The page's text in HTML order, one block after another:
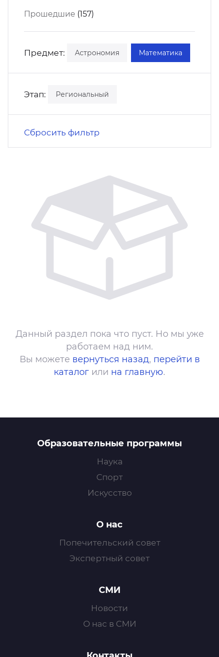
Прошедшие (157)
Предмет: Астрономия Математика
Этап: Региональный
Сбросить фильтр
Данный раздел пока что пуст. Но мы уже
работаем над ним.
Вы можете вернуться назад, перейти в
каталог или на главную.
Образовательные программы
Наука
Спорт
Искусство
О нас
Попечительский совет
Экспертный совет
СМИ
Новости
О нас в СМИ